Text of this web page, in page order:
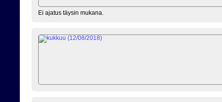
Ei ajatus täysin mukana.